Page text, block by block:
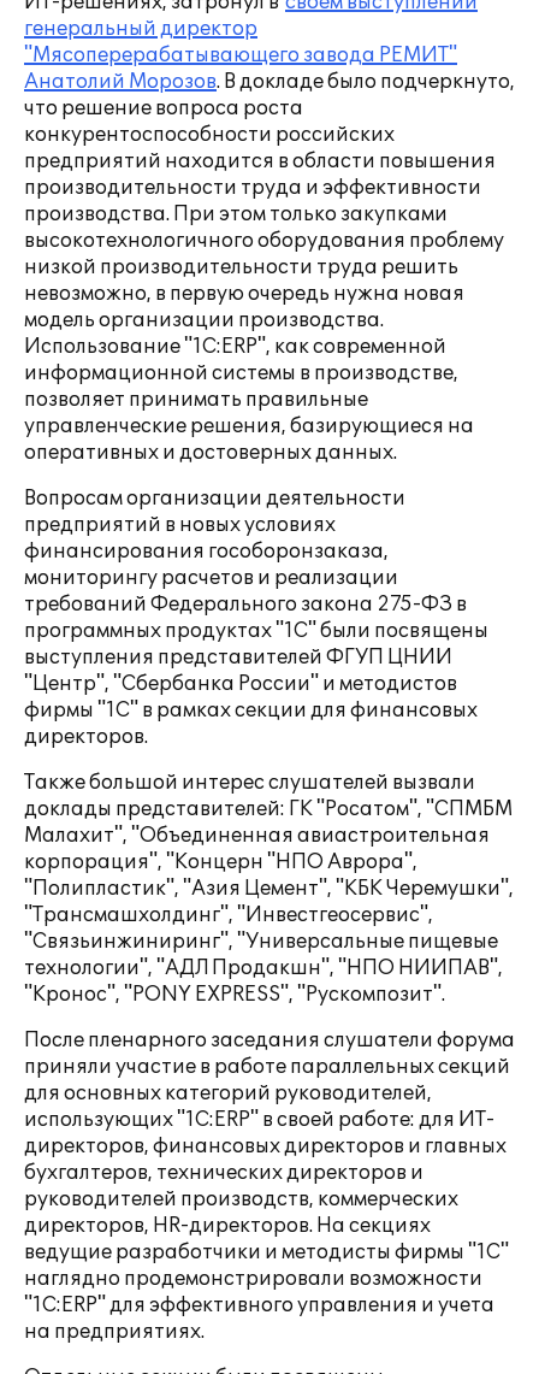
генеральный директор
"Мясоперерабатывающего завода РЕМИТ"
Анатолий Морозов. В докладе было подчеркнуто,
что решение вопроса роста
конкурентоспособности российских
предприятий находится в области повышения
производительности труда и эффективности
производства. При этом только закупками
высокотехнологичного оборудования проблему
низкой производительности труда решить
невозможно, в первую очередь нужна новая
модель организации производства.
Использование "1С:ERP", как современной
информационной системы в производстве,
позволяет принимать правильные
управленческие решения, базирующиеся на
оперативных и достоверных данных.
Вопросам организации деятельности
предприятий в новых условиях
финансирования гособоронзаказа,
мониторингу расчетов и реализации
требований Федерального закона 275-ФЗ в
программных продуктах "1С" были посвящены
выступления представителей ФГУП ЦНИИ
"Центр", "Сбербанка России" и методистов
фирмы "1С" в рамках секции для финансовых
директоров.
Также большой интерес слушателей вызвали
доклады представителей: ГК "Росатом", "СПМБМ
Малахит", "Объединенная авиастроительная
корпорация", "Концерн "НПО Аврора",
"Полипластик", "Азия Цемент", "КБК Черемушки",
"Трансмашхолдинг", "Инвестгеосервис",
"Связьинжиниринг", "Универсальные пищевые
технологии", "АДЛ Продакшн", "НПО НИИПАВ",
"Кронос", "PONY EXPRESS", "Рускомпозит".
После пленарного заседания слушатели форума
приняли участие в работе параллельных секций
для основных категорий руководителей,
использующих "1С:ERP" в своей работе: для ИТ-
директоров, финансовых директоров и главных
бухгалтеров, технических директоров и
руководителей производств, коммерческих
директоров, HR-директоров. На секциях
ведущие разработчики и методисты фирмы "1С"
наглядно продемонстрировали возможности
"1С:ERP" для эффективного управления и учета
на предприятиях.